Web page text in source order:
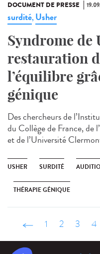
DOCUMENT DE PRESSE
surdité, Usher
Syndrome de
restauration
l’équilibre
génique
Des chercheurs de
du Collège de France, de
et de l’Université
USHER SURDITÉ
THÉRAPIE GÉNIQUE
‹ précédent
1 2 3 4